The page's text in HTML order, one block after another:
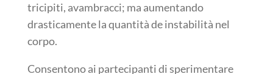
tricipiti, avambracci; ma aumentando
drasticamente la quantità de instabilità nel
corpo.
Consentono ai partecipanti di sperimentare